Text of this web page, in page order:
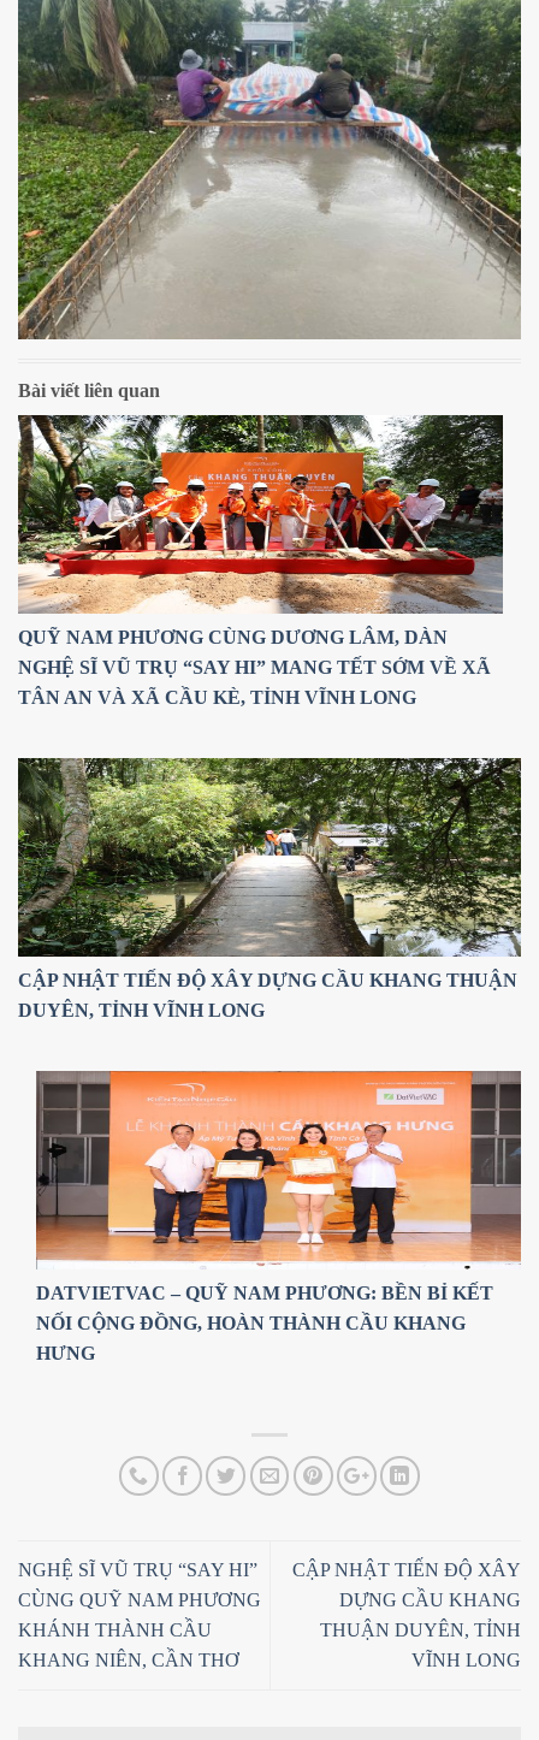
Bài viết liên quan
QUỸ NAM PHƯƠNG CÙNG DƯƠNG LÂM, DÀN
NGHỆ SĨ VŨ TRỤ “SAY HI” MANG TẾT SỚM VỀ XÃ
TÂN AN VÀ XÃ CẦU KÈ, TỈNH VĨNH LONG
CẬP NHẬT TIẾN ĐỘ XÂY DỰNG CẦU KHANG THUẬN
DUYÊN, TỈNH VĨNH LONG
DATVIETVAC – QUỸ NAM PHƯƠNG: BỀN BỈ KẾT
NỐI CỘNG ĐỒNG, HOÀN THÀNH CẦU KHANG
HƯNG
NGHỆ SĨ VŨ TRỤ “SAY HI”
CÙNG QUỸ NAM PHƯƠNG
KHÁNH THÀNH CẦU
KHANG NIÊN, CẦN THƠ
CẬP NHẬT TIẾN ĐỘ XÂY
DỰNG CẦU KHANG
THUẬN DUYÊN, TỈNH
VĨNH LONG